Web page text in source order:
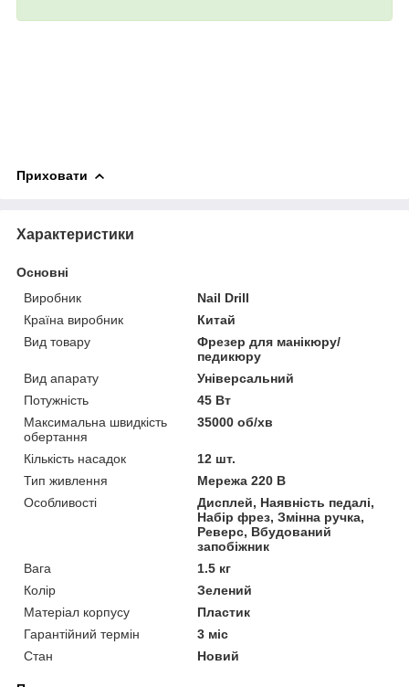
Приховати
Характеристики
Основні
Виробник
Nail Drill
Країна виробник
Китай
Вид товару
Фрезер для манікюру/
педикюру
Вид апарату
Універсальний
Потужність
45 Вт
Максимальна швидкість
обертання
35000 об/хв
Кількість насадок
12 шт.
Тип живлення
Мережа 220 В
Особливості
Дисплей, Наявність педалі,
Набір фрез, Змінна ручка,
Реверс, Вбудований
запобіжник
Вага
1.5 кг
Колір
Зелений
Матеріал корпусу
Пластик
Гарантійний термін
3 міс
Стан
Новий